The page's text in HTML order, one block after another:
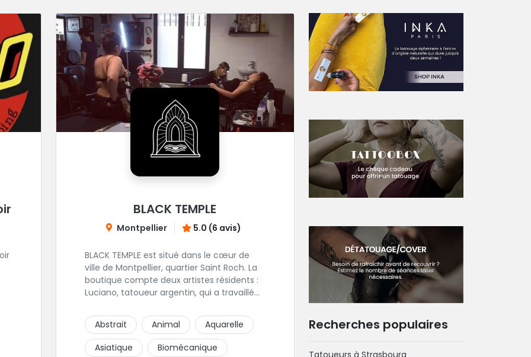
BLACK TEMPLE
Montpellier 5.0 (6 avis)
BLACK TEMPLE est situé dans le cœur de
ville de Montpellier, quartier Saint Roch. La
boutique compte deux artistes résidents :
Luciano, tatoueur argentin, qui a travaillé
avant de venir s'installer en France en 2014.
Et, Jaxar, qui a travaillé dans plusieurs
boutiques de la ville avant de rejoindre
notre équipe. La boutique accueille
Abstrait Animal
Aquarelle
Asiatique
Biomécanique
Recherches populaires